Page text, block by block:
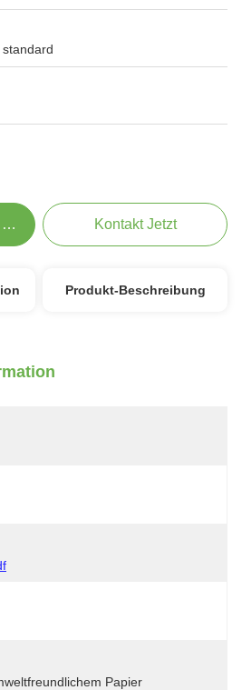
Kontakt Jetzt
Produkt-Beschreibung
Papier